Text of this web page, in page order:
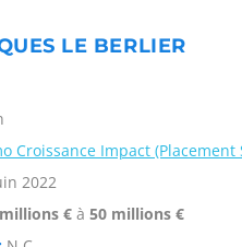
LE BERLIER
Croissance Impact (Placement
2022
€à 50 millions €